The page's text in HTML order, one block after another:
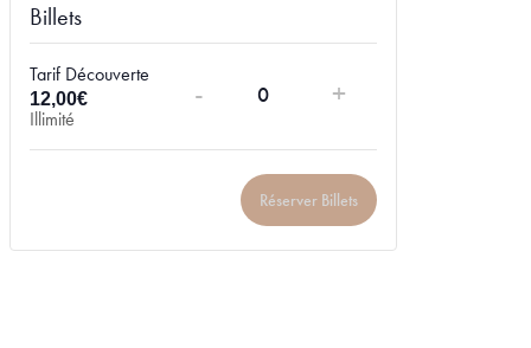
Billets
Tarif Découverte
12,00€
Illimité
- Quantité+
Réserver Billets